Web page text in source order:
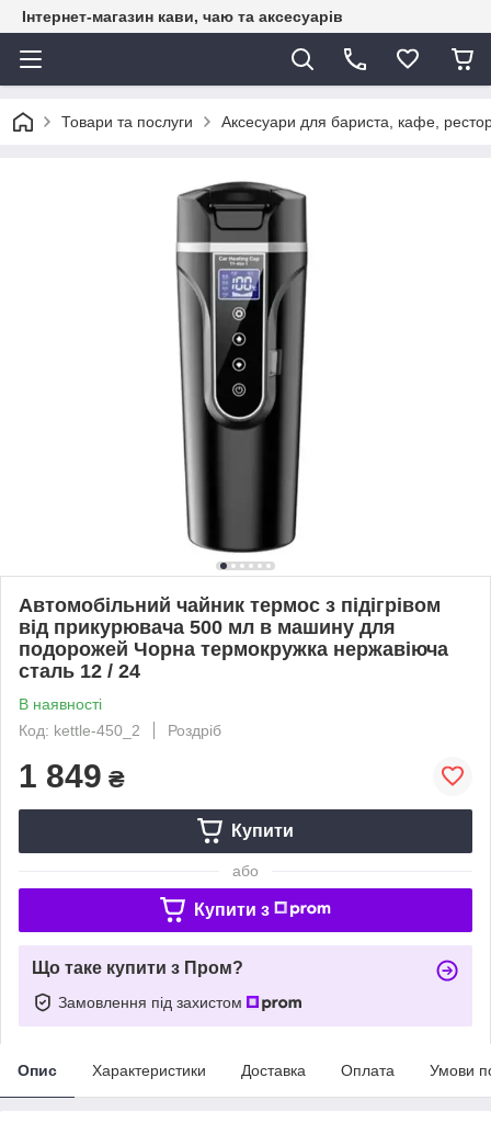
Інтернет-магазин кави, чаю та аксесуарів
Товари та послуги Аксесуари для бариста, кафе,
Автомобільний чайник термос з підігрівом
від прикурювача 500 мл в машину для
подорожей Чорна термокружка нержавіюча
сталь 12 / 24
В наявності
Код: kettle-450_2
Роздріб
1 849 ₴
Купити
або
Купити з
Що таке купити з Пром?
Замовлення під захистом
Опис Характеристики Доставка Оплата Умови